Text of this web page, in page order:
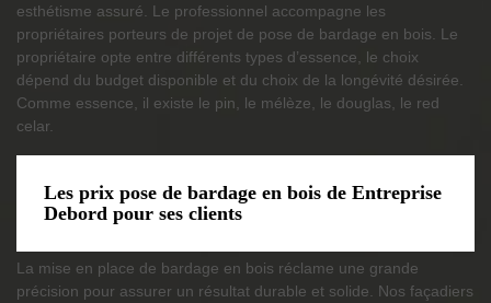
esthétisme assuré. Le professionnel accompagne les
propriétaires porteurs de projet de pose de bardage en bois. Le
propriétaire opte entre différents types d’essence, le choix
dépend du budget disponible et du choix de la longévité désirée.
Comme essence, il existe le pin, le mélèze, le douglas, le red
celar.
Les prix pose de bardage en bois de Entreprise
Debord pour ses clients
La mise en place de bardage en bois réclame une grande
précision pour assurer un résultat durable et solide. Nos façadiers